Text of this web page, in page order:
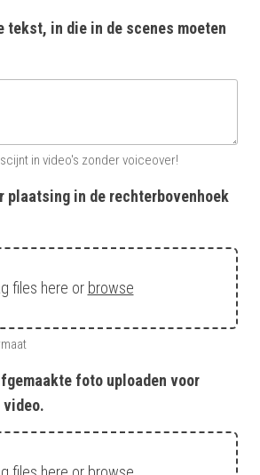
tekst, in die in de scenes moeten
in video's zonder voiceover!
plaatsing in de rechterbovenhoek
files here or browse
foto uploaden voor